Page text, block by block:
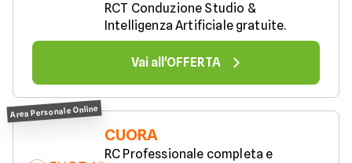
RCT Conduzione Studio &
Intelligenza Artificiale gratuite.
Vai all'OFFERTA
CUORA
RC Professionale completa e
Area Personale Online